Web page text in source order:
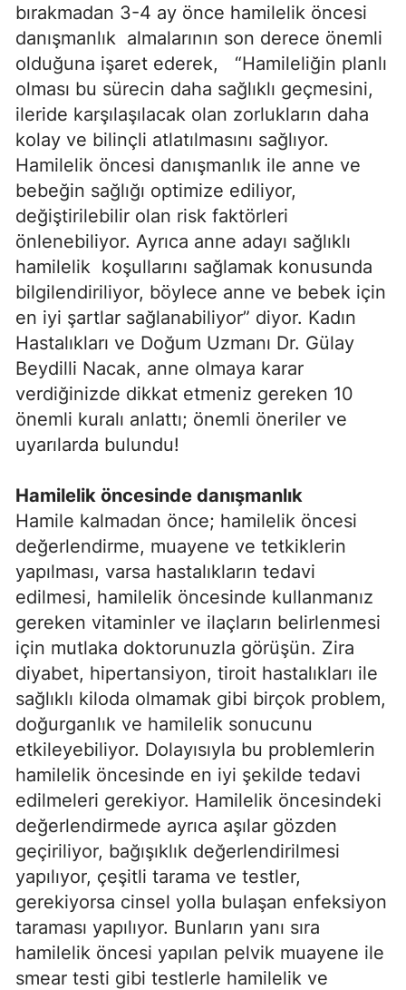
bırakmadan 3-4 ay önce hamilelik öncesi
danışmanlık almalarının son derece önemli
olduğuna işaret ederek, “Hamileliğin planlı
olması bu sürecin daha sağlıklı geçmesini,
ileride karşılaşılacak olan zorlukların daha
kolay ve bilinçli atlatılmasını sağlıyor.
Hamilelik öncesi danışmanlık ile anne ve
bebeğin sağlığı optimize ediliyor,
değiştirilebilir olan risk faktörleri
önlenebiliyor. Ayrıca anne adayı sağlıklı
hamilelik koşullarını sağlamak konusunda
bilgilendiriliyor, böylece anne ve bebek için
en iyi şartlar sağlanabiliyor” diyor. Kadın
Hastalıkları ve Doğum Uzmanı Dr. Gülay
Beydilli Nacak, anne olmaya karar
verdiğinizde dikkat etmeniz gereken 10
önemli kuralı anlattı; önemli öneriler ve
uyarılarda bulundu!
Hamilelik öncesinde danışmanlık
Hamile kalmadan önce; hamilelik öncesi
değerlendirme, muayene ve tetkiklerin
yapılması, varsa hastalıkların tedavi
edilmesi, hamilelik öncesinde kullanmanız
gereken vitaminler ve ilaçların belirlenmesi
için mutlaka doktorunuzla görüşün. Zira
diyabet, hipertansiyon, tiroit hastalıkları ile
sağlıklı kiloda olmamak gibi birçok problem,
doğurganlık ve hamilelik sonucunu
etkileyebiliyor. Dolayısıyla bu problemlerin
hamilelik öncesinde en iyi şekilde tedavi
edilmeleri gerekiyor. Hamilelik öncesindeki
değerlendirmede ayrıca aşılar gözden
geçiriliyor, bağışıklık değerlendirilmesi
yapılıyor, çeşitli tarama ve testler,
gerekiyorsa cinsel yolla bulaşan enfeksiyon
taraması yapılıyor. Bunların yanı sıra
hamilelik öncesi yapılan pelvik muayene ile
smear testi gibi testlerle hamilelik ve